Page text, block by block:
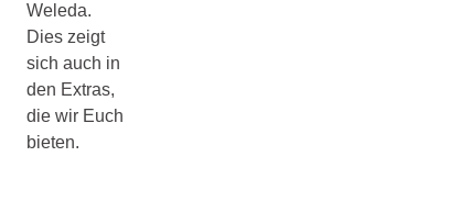
Weleda.
Dies zeigt
sich auch in
den Extras,
die wir Euch
bieten.